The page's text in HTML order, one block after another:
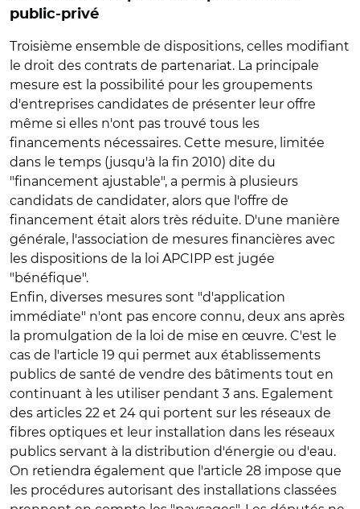
public-privé
Troisième ensemble de dispositions, celles modifiant
le droit des contrats de partenariat. La principale
mesure est la possibilité pour les groupements
d'entreprises candidates de présenter leur offre
même si elles n'ont pas trouvé tous les
financements nécessaires. Cette mesure, limitée
dans le temps (jusqu'à la fin 2010) dite du
"financement ajustable", a permis à plusieurs
candidats de candidater, alors que l'offre de
financement était alors très réduite. D'une manière
générale, l'association de mesures financières avec
les dispositions de la loi APCIPP est jugée
"bénéfique".
Enfin, diverses mesures sont "d'application
immédiate" n'ont pas encore connu, deux ans après
la promulgation de la loi de mise en œuvre. C'est le
cas de l'article 19 qui permet aux établissements
publics de santé de vendre des bâtiments tout en
continuant à les utiliser pendant 3 ans. Egalement
des articles 22 et 24 qui portent sur les réseaux de
fibres optiques et leur installation dans les réseaux
publics servant à la distribution d'énergie ou d'eau.
On retiendra également que l'article 28 impose que
les procédures autorisant des installations classées